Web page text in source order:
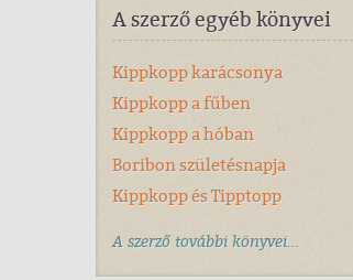
A szerző egyéb könyvei
Kippkopp karácsonya
Kippkopp a fűben
Kippkopp a hóban
Boribon születésnapja
Kippkopp és Tipptopp
A szerző további könyvei...